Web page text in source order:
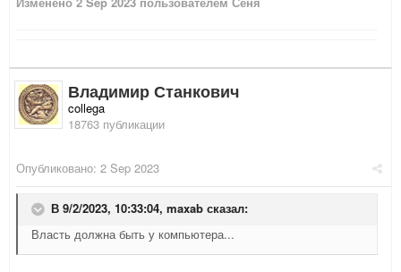
Владимир Станкович
collega
18763 публикации
Опубликовано: 2 Sep 2023
В 9/2/2023, 10:33:04, maxab сказал:
Власть должна быть у компьютера...